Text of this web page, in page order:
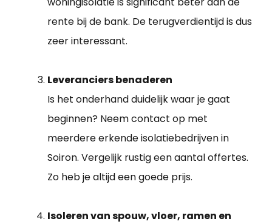
rente bij de bank. De terugverdientijd is dus
zeer interessant.
Leveranciers benaderen
Is het onderhand duidelijk waar je gaat
beginnen? Neem contact op met
meerdere erkende isolatiebedrijven in
Soiron. Vergelijk rustig een aantal offertes.
Zo heb je altijd een goede prijs.
Isoleren van spouw, vloer, ramen en